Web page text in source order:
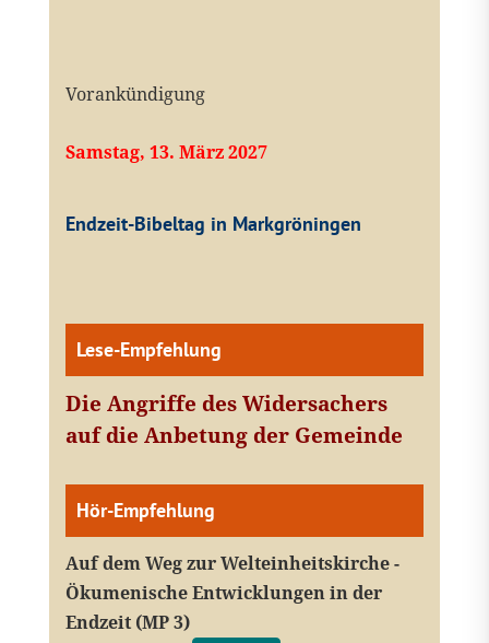
Vorankündigung
Samstag, 13. März 2027
Endzeit-Bibeltag in Markgröningen
Lese-Empfehlung
Die Angriffe des Widersachers
auf die Anbetung der Gemeinde
Hör-Empfehlung
Auf dem Weg zur Welteinheitskirche -
Ökumenische Entwicklungen in der
Endzeit (MP 3)